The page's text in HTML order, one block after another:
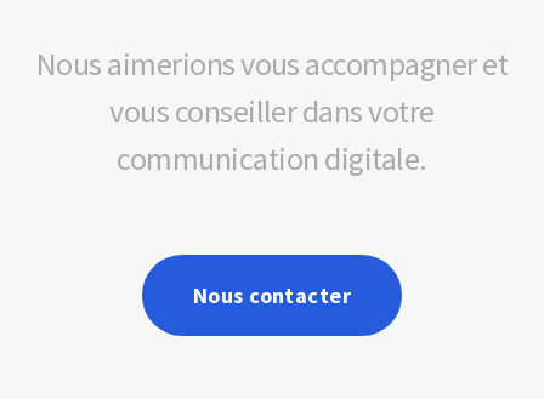
Nous aimerions vous accompagner et
vous conseiller dans votre
communication digitale.
Nous contacter